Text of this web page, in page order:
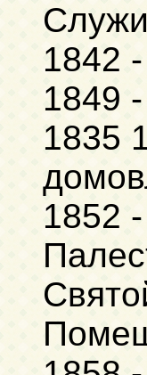
1842
1849
1835
1852